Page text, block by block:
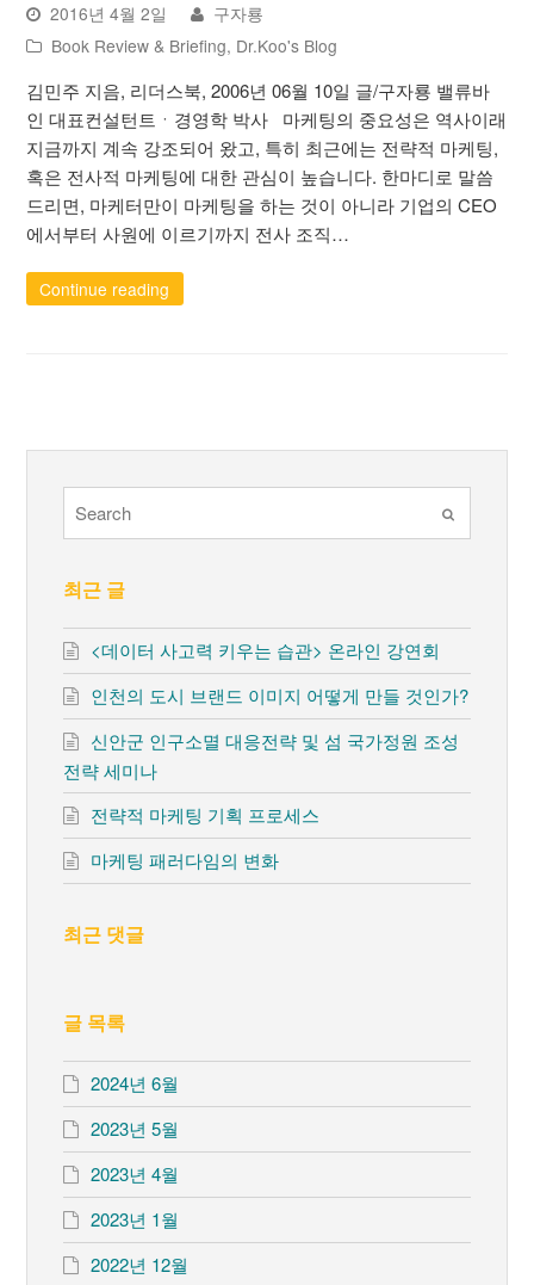
2016년 4월 2일
구자룡
Book Review & Briefing, Dr.Koo's Blog
김민주 지음, 리더스북, 2006년 06월 10일 글/구자룡 밸류바
인 대표컨설턴트ㆍ경영학 박사 마케팅의 중요성은 역사이래
지금까지 계속 강조되어 왔고, 특히 최근에는 전략적 마케팅,
혹은 전사적 마케팅에 대한 관심이 높습니다. 한마디로 말씀
드리면, 마케터만이 마케팅을 하는 것이 아니라 기업의 CEO
에서부터 사원에 이르기까지 전사 조직…
Continue reading
최근 글
<데이터 사고력 키우는 습관> 온라인 강연회
인천의 도시 브랜드 이미지 어떻게 만들 것인가?
신안군 인구소멸 대응전략 및 섬 국가정원 조성
전략 세미나
전략적 마케팅 기획 프로세스
마케팅 패러다임의 변화
최근 댓글
글 목록
2024년 6월
2023년 5월
2023년 4월
2023년 1월
2022년 12월